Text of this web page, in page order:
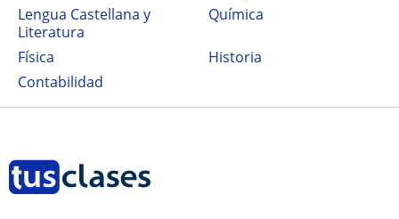
Lengua Castellana y
Literatura
Química
Física
Historia
Contabilidad